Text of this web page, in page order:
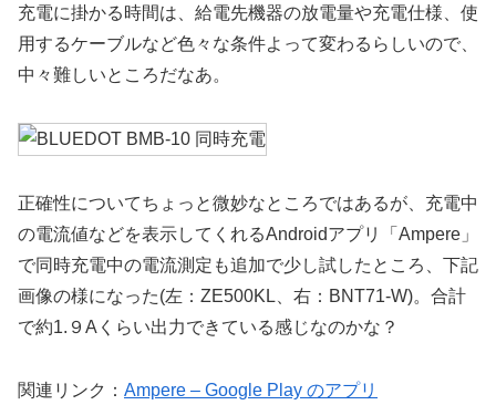
充電に掛かる時間は、給電先機器の放電量や充電仕様、使
用するケーブルなど色々な条件よって変わるらしいので、
中々難しいところだなあ。
正確性についてちょっと微妙なところではあるが、充電中
の電流値などを表示してくれるAndroidアプリ「Ampere」
で同時充電中の電流測定も追加で少し試したところ、下記
画像の様になった(左：ZE500KL、右：BNT71-W)。合計
で約1.９Aくらい出力できている感じなのかな？
関連リンク： Ampere – Google Play のアプリ